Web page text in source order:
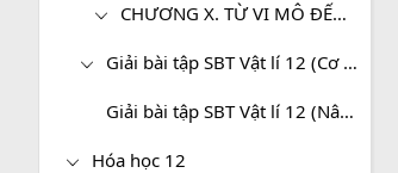
CHƯƠNG X. TỪ VI MÔ ĐẾN VĨ MÔ
Giải bài tập SBT Vật lí 12 (Cơ bản)
Giải bài tập SBT Vật lí 12 (Nâng cao)
Hóa học 12